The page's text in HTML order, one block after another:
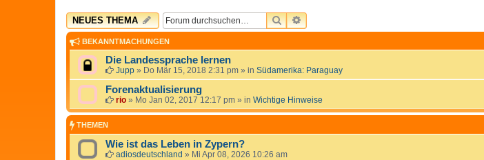
NEUES THEMA SUCHEERWEITERTE SUCHE
BEKANNTMACHUNGEN
Die Landessprache lernen
Jupp » Do Mär 15, 2018 2:31 pm » in Südamerika: Paraguay
Forenaktualisierung
rio » Mo Jan 02, 2017 12:17 pm » in Wichtige Hinweise
THEMEN
Wie ist das Leben in Zypern?
adiosdeutschland » Mi Apr 08, 2026 10:26 am